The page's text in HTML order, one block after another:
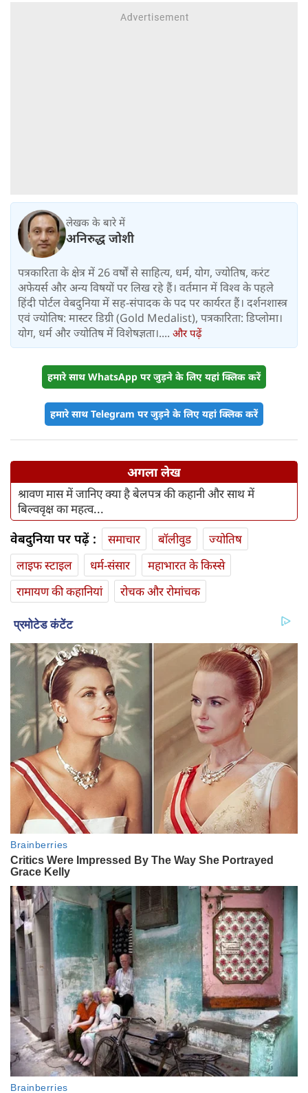
लेखक के बारे में
अनिरुद्ध जोशी
पत्रकारिता के क्षेत्र में 26 वर्षों से साहित्य, धर्म, योग, ज्योतिष, करंट
अफेयर्स और अन्य विषयों पर लिख रहे हैं। वर्तमान में विश्‍व के पहले
हिंदी पोर्टल वेबदुनिया में सह-संपादक के पद पर कार्यरत हैं। दर्शनशास्त्र
एवं ज्योतिष: मास्टर डिग्री (Gold Medalist), पत्रकारिता: डिप्लोमा।
योग, धर्म और ज्योतिष में विशेषज्ञता।.... और पढ़ें
हमारे साथ WhatsApp पर जुड़ने के लिए यहां क्लिक करें
हमारे साथ Telegram पर जुड़ने के लिए यहां क्लिक करें
अगला लेख
श्रावण मास में जानिए क्या है बेलपत्र की कहानी और साथ में
बिल्ववृक्ष का महत्व...
वेबदुनिया पर पढ़ें : समाचार बॉलीवुड
ज्योतिष
लाइफ स्‍टाइल
धर्म-संसार
महाभारत के किस्से
रामायण की कहानियां
रोचक और रोमांचक